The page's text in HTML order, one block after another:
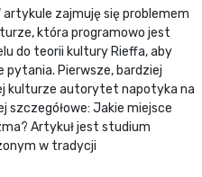
artykule zajmuję się problemem
która programowo jest
do teorii kultury Rieffa, aby
pytania. Pierwsze, bardziej
kulturze autorytet napotyka na
szczegółowe: Jakie miejsce
Artykuł jest studium
w tradycji